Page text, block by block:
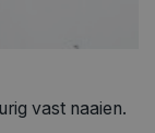
vast naaien.